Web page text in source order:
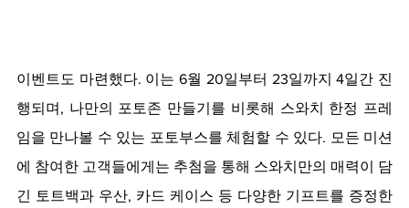
이벤트도 마련했다. 이는 6월 20일부터 23일까지 4일간 진
행되며, 나만의 포토존 만들기를 비롯해 스와치 한정 프레
임을 만나볼 수 있는 포토부스를 체험할 수 있다. 모든 미션
에 참여한 고객들에게는 추첨을 통해 스와치만의 매력이 담
긴 토트백과 우산, 카드 케이스 등 다양한 기프트를 증정한